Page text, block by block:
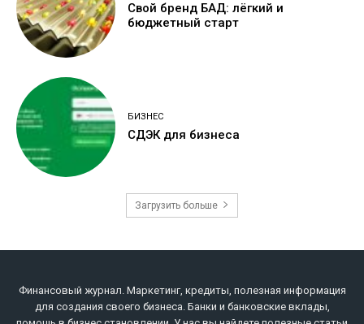
Свой бренд БАД: лёгкий и
бюджетный старт
БИЗНЕС
СДЭК для бизнеса
Загрузить больше
Финансовый журнал. Маркетинг, кредиты, полезная информация
для создания своего бизнеса. Банки и банковские вклады,